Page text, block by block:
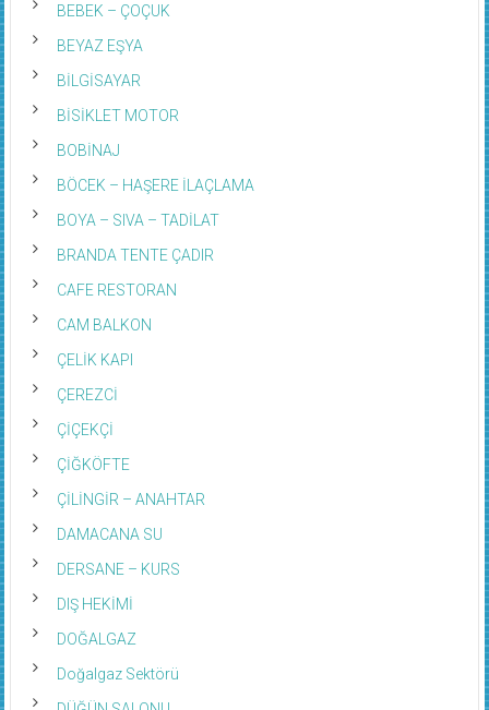
BEBEK – ÇOÇUK
BEYAZ EŞYA
BİLGİSAYAR
BİSİKLET MOTOR
BOBİNAJ
BÖCEK – HAŞERE İLAÇLAMA
BOYA – SIVA – TADİLAT
BRANDA TENTE ÇADIR
CAFE RESTORAN
CAM BALKON
ÇELİK KAPI
ÇEREZCİ
ÇİÇEKÇİ
ÇİĞKÖFTE
ÇİLİNGİR – ANAHTAR
DAMACANA SU
DERSANE – KURS
DIŞ HEKİMİ
DOĞALGAZ
Doğalgaz Sektörü